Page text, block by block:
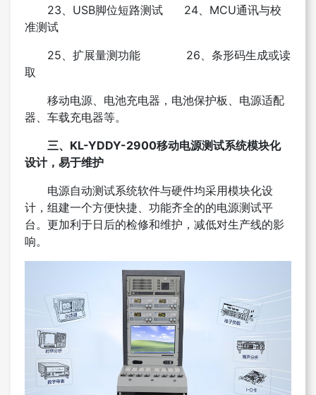
23、USB脚位短路测试 24、MCU通讯与校
准测试
25、扩展量测功能 26、条形码生成或读
取
移动电源、电池充电器，电池保护板、电源适配
器、车载充电器等。
三、KL-YDDY-2900移动电源测试系统模块化
设计，易于维护
电源自动测试系统软件与硬件均采用模块化设
计，组建一个方便快捷、功能齐全的的电源测试平
台。更加利于日后的检修和维护，减低对生产线的影
响。